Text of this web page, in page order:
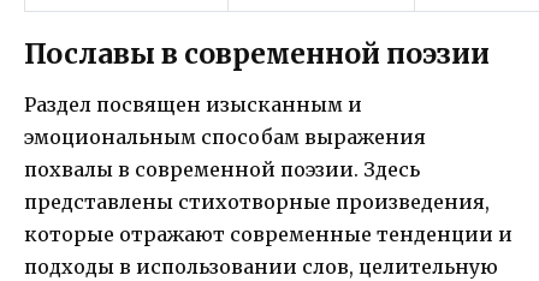
Пославы в современной поэзии
Раздел посвящен изысканным и
эмоциональным способам выражения
похвалы в современной поэзии. Здесь
представлены стихотворные произведения,
которые отражают современные тенденции и
подходы в использовании слов, целительную